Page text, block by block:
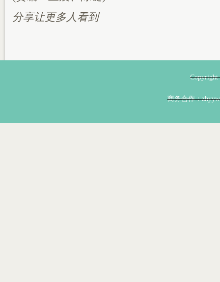
分享让更多人看到
商务合作：